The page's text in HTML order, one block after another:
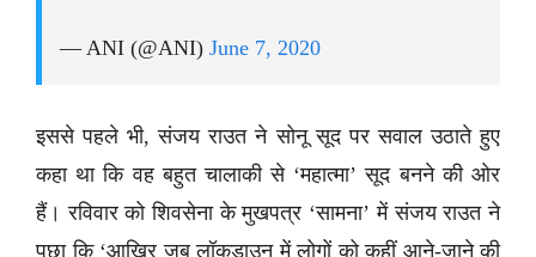
— ANI (@ANI) June 7, 2020
इससे पहले भी, संजय राउत ने सोनू सूद पर सवाल उठाते हुए
कहा था कि वह बहुत चालाकी से ‘महात्मा’ सूद बनने की ओर
हैं। रविवार को शिवसेना के मुखपत्र ‘सामना’ में संजय राउत ने
पूछा कि ‘आखिर जब लॉकडाउन में लोगों को कहीं आने-जाने की